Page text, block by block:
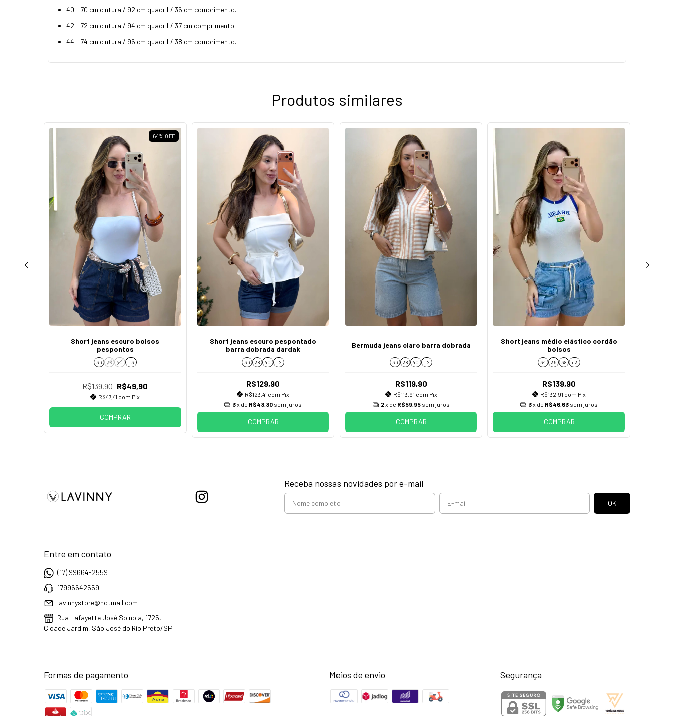
40 - 70 cm cintura / 92 cm quadril / 36 cm comprimento.
42 - 72 cm cintura / 94 cm quadril / 37 cm comprimento.
44 - 74 cm cintura / 96 cm quadril / 38 cm comprimento.
Produtos similares
64% OFF
Short jeans escuro bolsos
pespontos
36 38 40 + 3
R$139,90 R$49,90
R$47,41 com Pix
COMPRAR
Short jeans escuro pespontado
barra dobrada dardak
36 38 40 + 2
R$129,90
R$123,41 com Pix
3x de R$43,30 sem juros
COMPRAR
Bermuda jeans claro barra dobrada
36 38 40 + 2
R$119,90
R$113,91 com Pix
2x de R$59,95 sem juros
COMPRAR
Short jeans médio elástico cordão
bolsos
34 36 38 + 3
R$139,90
R$132,91 com Pix
3x de R$46,63 sem juros
COMPRAR
Receba nossas novidades por e-mail
Entre em contato
(17) 99664-2559
17996642559
lavinnystore@hotmail.com
Rua Lafayette José Spinola, 1725,
Cidade Jardim, São José do Rio Preto/SP
Formas de pagamento Meios de envio Segurança